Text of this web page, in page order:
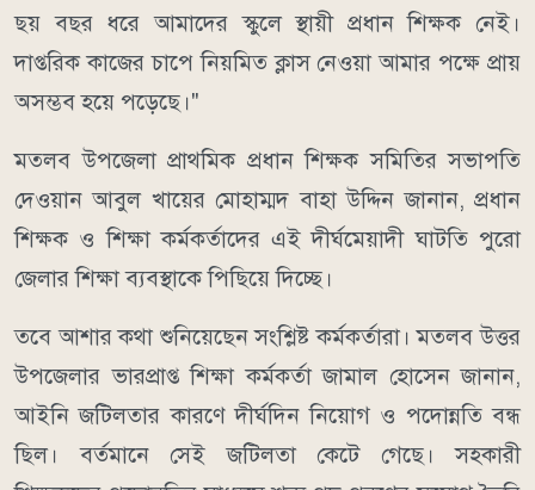
ছয় বছর ধরে আমাদের স্কুলে স্থায়ী প্রধান শিক্ষক নেই।
দাপ্তরিক কাজের চাপে নিয়মিত ক্লাস নেওয়া আমার পক্ষে প্রায়
অসম্ভব হয়ে পড়েছে।"
মতলব উপজেলা প্রাথমিক প্রধান শিক্ষক সমিতির সভাপতি
দেওয়ান আবুল খায়ের মোহাম্মদ বাহা উদ্দিন জানান, প্রধান
শিক্ষক ও শিক্ষা কর্মকর্তাদের এই দীর্ঘমেয়াদী ঘাটতি পুরো
জেলার শিক্ষা ব্যবস্থাকে পিছিয়ে দিচ্ছে।
তবে আশার কথা শুনিয়েছেন সংশ্লিষ্ট কর্মকর্তারা। মতলব উত্তর
উপজেলার ভারপ্রাপ্ত শিক্ষা কর্মকর্তা জামাল হোসেন জানান,
আইনি জটিলতার কারণে দীর্ঘদিন নিয়োগ ও পদোন্নতি বন্ধ
ছিল। বর্তমানে সেই জটিলতা কেটে গেছে। সহকারী